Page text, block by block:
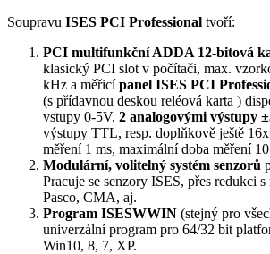
Soupravu ISES PCI Professional tvoří:
PCI multifunkční ADDA 12-bitová
klasický PCI slot v počítači, max.
kHz a měřicípanel ISES PCI
(s přídavnou deskou reléová karta )
vstupy 0-5V, 2 analogovými výstupy
výstupy TTL, resp. doplňkově ještě
měření 1 ms, maximální doba měření
Modulární, volitelný systém senzorů
Pracuje se senzory ISES, přes redukci
Pasco, CMA, aj.
Program ISESWWIN (stejný pro
univerzální program pro 64/32 bit
Win10, 8, 7, XP.